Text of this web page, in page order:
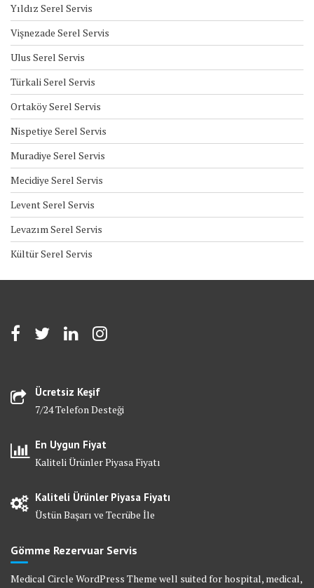
Yıldız Serel Servis
Vişnezade Serel Servis
Ulus Serel Servis
Türkali Serel Servis
Ortaköy Serel Servis
Nispetiye Serel Servis
Muradiye Serel Servis
Mecidiye Serel Servis
Levent Serel Servis
Levazım Serel Servis
Kültür Serel Servis
Ücretsiz Keşif
7/24 Telefon Desteği
En Uygun Fiyat
Kaliteli Ürünler Piyasa Fiyatı
Kaliteli Ürünler Piyasa Fiyatı
Üstün Başarı ve Tecrübe İle
Gömme Rezervuar Servis
Medical Circle WordPress Theme well suited for hospital, medical,